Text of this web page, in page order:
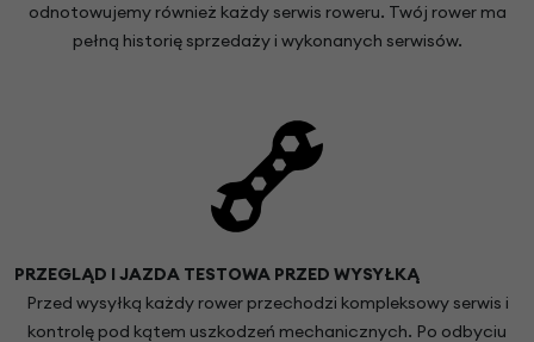
odnotowujemy również każdy serwis roweru. Twój rower ma
pełną historię sprzedaży i wykonanych serwisów.
PRZEGLĄD I JAZDA TESTOWA PRZED WYSYŁKĄ
Przed wysyłką każdy rower przechodzi kompleksowy serwis i
kontrolę pod kątem uszkodzeń mechanicznych. Po odbyciu